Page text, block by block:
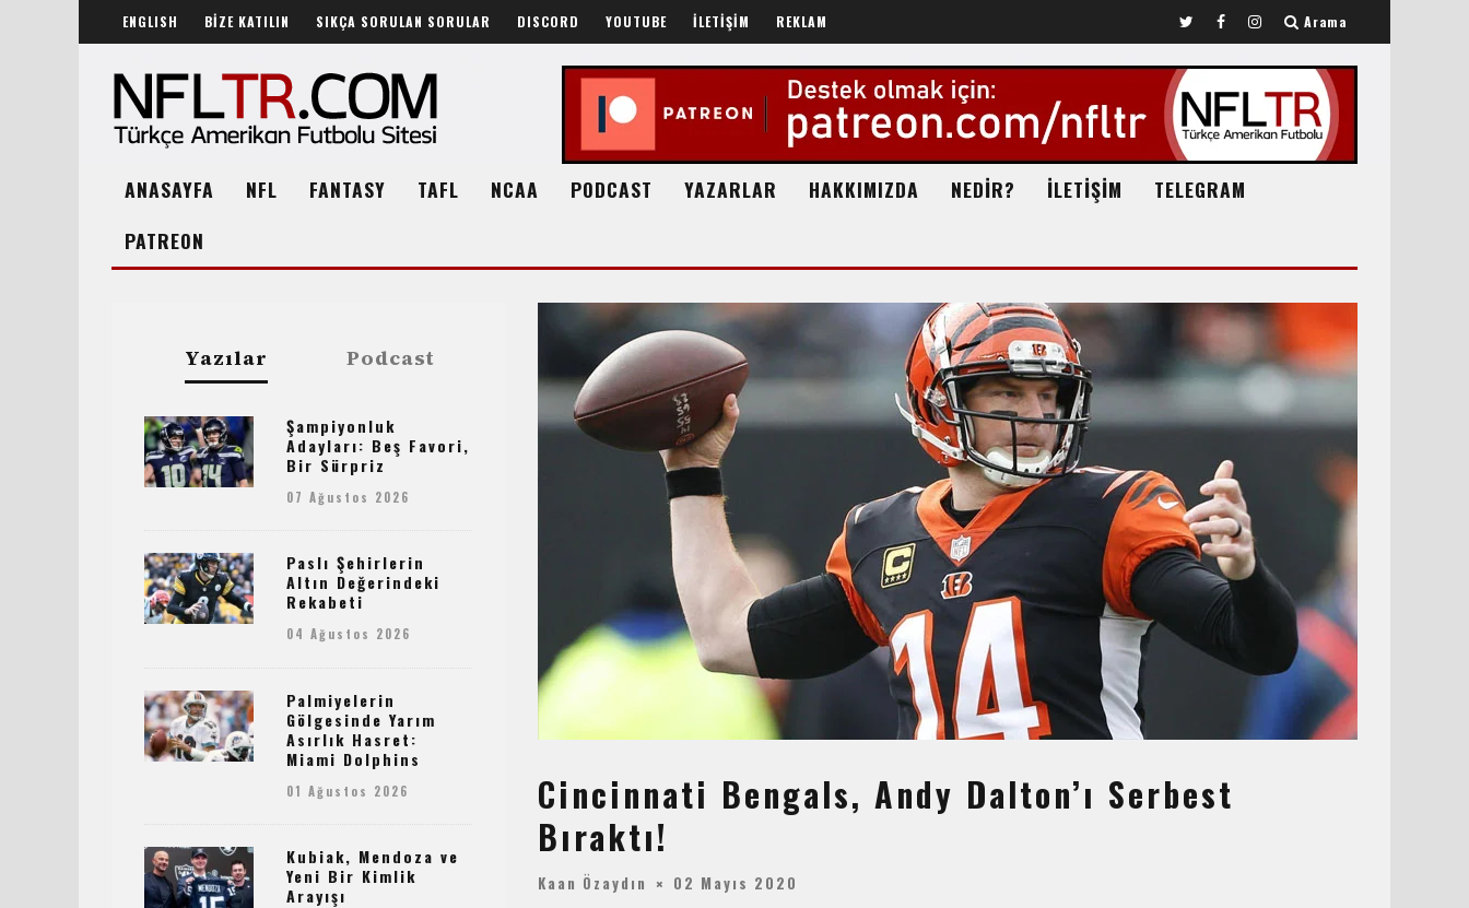
ENGLISH BİZE KATILIN SIKÇA SORULAN SORULAR DISCORD YOUTUBE İLETİŞİM REKLAM Arama
ANASAYFA NFL FANTASY TAFL NCAA PODCAST YAZARLAR HAKKIMIZDA NEDİR? İLETİŞİM
TELEGRAM
PATREON
Cincinnati Bengals, Andy Dalton’ı Serbest
Bıraktı!
Kaan Özaydın 02 Mayıs 2020
Yazılar Podcast
Şampiyonluk
Adayları: Beş Favori,
Bir Sürpriz
07 Ağustos 2026
Paslı Şehirlerin
Altın Değerindeki
Rekabeti
04 Ağustos 2026
Palmiyelerin
Gölgesinde Yarım
Asırlık Hasret:
Miami Dolphins
01 Ağustos 2026
Kubiak, Mendoza ve
Yeni Bir Kimlik
Arayışı